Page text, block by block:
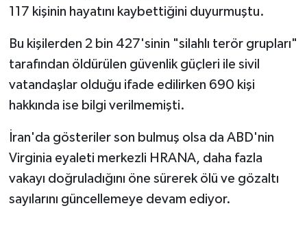
117 kişinin hayatını kaybettiğini duyurmuştu.
Bu kişilerden 2 bin 427'sinin "silahlı terör grupları"
tarafından öldürülen güvenlik güçleri ile sivil
vatandaşlar olduğu ifade edilirken 690 kişi
hakkında ise bilgi verilmemişti.
İran'da gösteriler son bulmuş olsa da ABD'nin
Virginia eyaleti merkezli HRANA, daha fazla
vakayı doğruladığını öne sürerek ölü ve gözaltı
sayılarını güncellemeye devam ediyor.